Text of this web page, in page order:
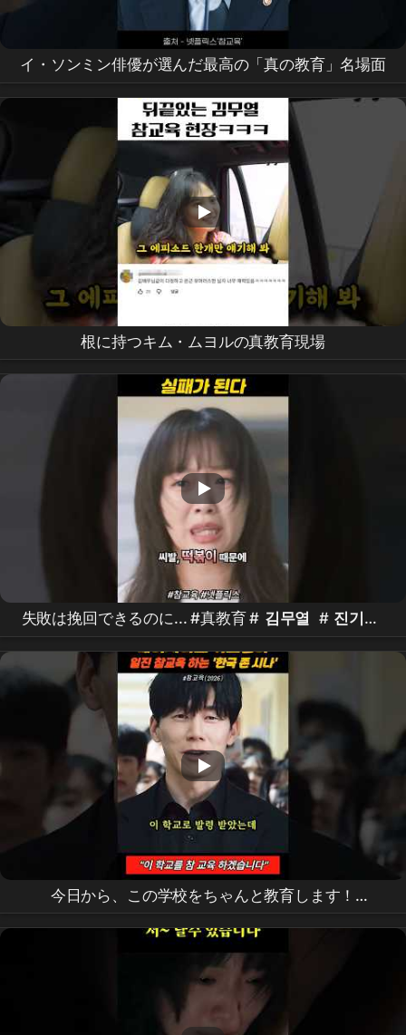
イ・ソンミン俳優が選んだ最高の「真の教育」名場面
根に持つキム・ムヨルの真教育現場
失敗は挽回できるのに... #真教育 # 김무열 # 진기주
#koreandrama #kdrama
今日から、この学校をちゃんと教育します！
# Netflix # ChamGyoyuk #キムムヨル #shorts